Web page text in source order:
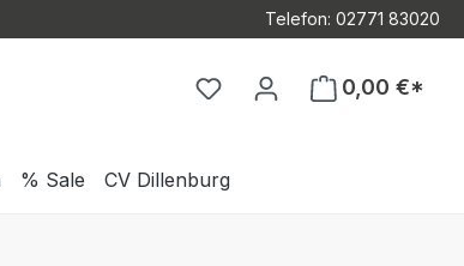
Telefon: 02771 83020
Du hast 0 Produkte auf
0,00 €*
% Sale CV Dillenburg